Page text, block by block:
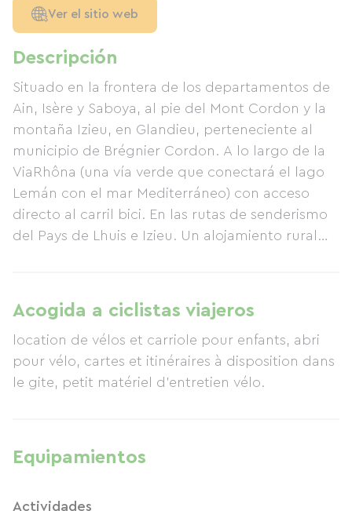
Descripción
Situado en la frontera de los departamentos de
Ain, Isère y Saboya, al pie del Mont Cordon y la
montaña Izieu, en Glandieu, perteneciente al
municipio de Brégnier Cordon. A lo largo de la
ViaRhôna (una vía verde que conectará el lago
Lemán con el mar Mediterráneo) con acceso
directo al carril bici. En las rutas de senderismo
del Pays de Lhuis e Izieu. Un alojamiento rural
Alojamiento para hasta 8 personas. Un antiguo
establo reformado de 100 m² en dos plantas.
Una planta baja de 25 m² con zona de comedor
y descanso, cocina totalmente equipada y aseo.
En la planta superior, dos amplios dormitorios
noche para el alquiler de habitaciones o para el
alquiler de ambos alojamientos. Se ofrecen
Acogida a ciclistas viajeros
location de vélos et carriole pour enfants, abri
pour vélo, cartes et itinéraires à disposition dans
le gite, petit matériel d'entretien vélo.
Equipamientos
Actividades
Ver el sitio web